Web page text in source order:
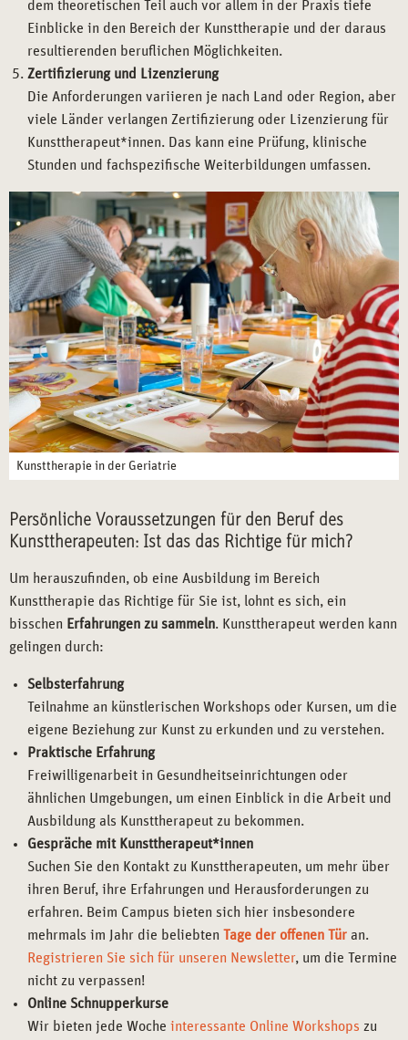
dem theoretischen Teil auch vor allem in der Praxis tiefe
Einblicke in den Bereich der Kunsttherapie und der daraus
resultierenden beruflichen Möglichkeiten.
Zertifizierung und Lizenzierung
Die Anforderungen variieren je nach Land oder Region, aber
viele Länder verlangen Zertifizierung oder Lizenzierung für
Kunsttherapeut*innen. Das kann eine Prüfung, klinische
Stunden und fachspezifische Weiterbildungen umfassen.
Kunsttherapie in der Geriatrie
Persönliche Voraussetzungen für den Beruf des
Kunsttherapeuten: Ist das das Richtige für mich?
Um herauszufinden, ob eine Ausbildung im Bereich
Kunsttherapie das Richtige für Sie ist, lohnt es sich, ein
bisschen Erfahrungen zu sammeln. Kunsttherapeut werden kann
gelingen durch:
Selbsterfahrung
Teilnahme an künstlerischen Workshops oder Kursen, um die
eigene Beziehung zur Kunst zu erkunden und zu verstehen.
Praktische Erfahrung
Freiwilligenarbeit in Gesundheitseinrichtungen oder
ähnlichen Umgebungen, um einen Einblick in die Arbeit und
Ausbildung als Kunsttherapeut zu bekommen.
Gespräche mit Kunsttherapeut*innen
Suchen Sie den Kontakt zu Kunsttherapeuten, um mehr über
ihren Beruf, ihre Erfahrungen und Herausforderungen zu
erfahren. Beim Campus bieten sich hier insbesondere
mehrmals im Jahr die beliebten Tage der offenen Tür an.
Registrieren Sie sich für unseren Newsletter, um die Termine
nicht zu verpassen!
Online Schnupperkurse
Wir bieten jede Woche interessante Online Workshops zu